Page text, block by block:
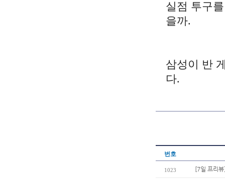
실점 투구
을까.
삼성이 반
다.
번호
1023 [7일 프리